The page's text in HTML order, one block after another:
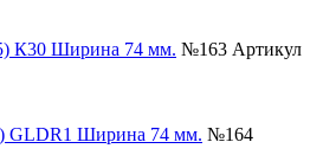
№163 Артикул
№164